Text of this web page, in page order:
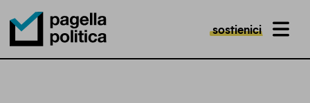
Pagella Politica Logo
sostienici MENU